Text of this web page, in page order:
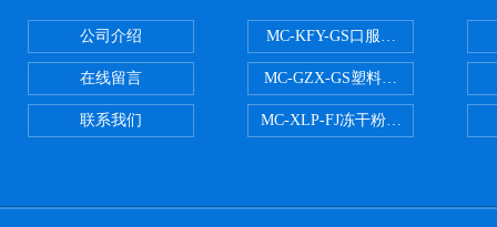
公司介绍
在线留言
联系我们
MC-KFY-GS口服液灌装线
MC-GZX-GS塑料瓶高速跟踪式灌
MC-XLP-FJ冻干粉西林瓶灌装机